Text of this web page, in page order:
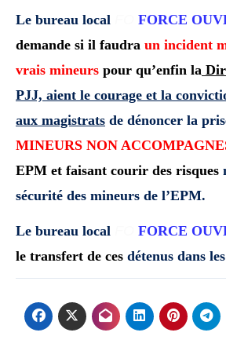
Le bureau local FORCE
demande si il faudra un incident
vrais mineurs pour qu’enfin la
PJJ, aient le courage et la
aux magistrats de dénoncer la
MINEURS NON
EPM et faisant courir des risques
sécurité des mineurs de l’EPM.
Le bureau local FORCE
le transfert de ces détenus dans